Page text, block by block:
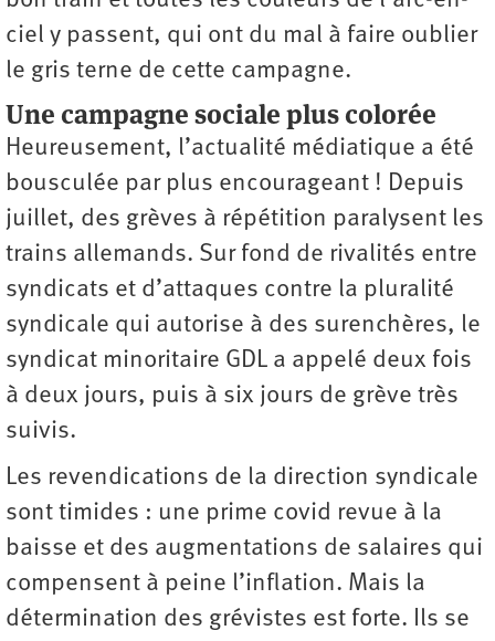
ciel y passent, qui ont du mal à faire oublier
le gris terne de cette campagne.
Une campagne sociale plus colorée
Heureusement, l’actualité médiatique a été
bousculée par plus encourageant ! Depuis
juillet, des grèves à répétition paralysent les
trains allemands. Sur fond de rivalités entre
syndicats et d’attaques contre la pluralité
syndicale qui autorise à des surenchères, le
syndicat minoritaire GDL a appelé deux fois
à deux jours, puis à six jours de grève très
suivis.
Les revendications de la direction syndicale
sont timides : une prime covid revue à la
baisse et des augmentations de salaires qui
compensent à peine l’inflation. Mais la
détermination des grévistes est forte. Ils se